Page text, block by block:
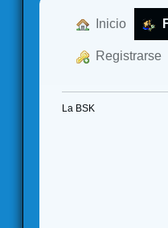
Inicio
Registrarse
La BSK